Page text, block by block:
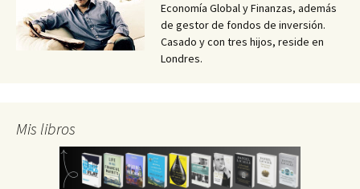
Economía Global y Finanzas, además
de gestor de fondos de inversión.
Casado y con tres hijos, reside en
Londres.
Mis libros